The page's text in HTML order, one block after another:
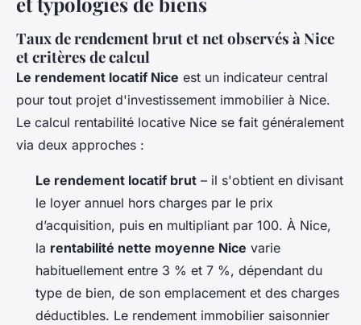
Taux de rendement brut et net observés à Nice
et critères de calcul
Le rendement locatif Nice est un indicateur central
pour tout projet d'investissement immobilier à Nice.
Le calcul rentabilité locative Nice se fait généralement
via deux approches :
Le rendement locatif brut – il s'obtient en divisant
le loyer annuel hors charges par le prix
d’acquisition, puis en multipliant par 100. À Nice,
la rentabilité nette moyenne Nice varie
habituellement entre 3 % et 7 %, dépendant du
type de bien, de son emplacement et des charges
déductibles. Le rendement immobilier saisonnier